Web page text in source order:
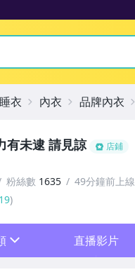
有未逮 請見諒
店鋪
粉絲數 1635
49分鐘前上線
)
直播影片
衣 內衣 品牌內衣